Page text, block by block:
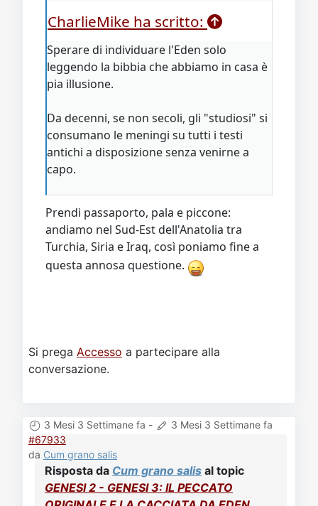
CharlieMike ha scritto:
Sperare di individuare l'Eden solo
leggendo la bibbia che abbiamo in casa è
pia illusione.
Da decenni, se non secoli, gli "studiosi" si
consumano le meningi su tutti i testi
antichi a disposizione senza venirne a
capo.
Prendi passaporto, pala e piccone:
andiamo nel Sud-Est dell'Anatolia tra
Turchia, Siria e Iraq, così poniamo fine a
questa annosa questione.
Si prega Accesso a partecipare alla
conversazione.
3 Mesi 3 Settimane fa -
3 Mesi 3 Settimane fa
#67933
da Cum grano salis
Risposta da Cum grano salis al topic
GENESI 2 - GENESI 3: IL PECCATO